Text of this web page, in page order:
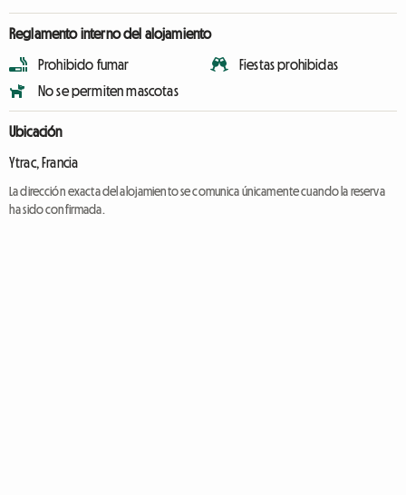
Reglamento interno del alojamiento
Prohibido fumar
No se permiten mascotas
Fiestas prohibidas
Ubicación
Ytrac, Francia
La dirección exacta del alojamiento se comunica únicamente cuando la reserva
ha sido confirmada.